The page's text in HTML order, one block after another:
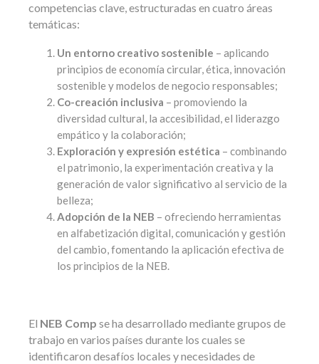
competencias clave, estructuradas en cuatro áreas
temáticas:
Un entorno creativo sostenible – aplicando
principios de economía circular, ética, innovación
sostenible y modelos de negocio responsables;
Co-creación inclusiva – promoviendo la
diversidad cultural, la accesibilidad, el liderazgo
empático y la colaboración;
Exploración y expresión estética – combinando
el patrimonio, la experimentación creativa y la
generación de valor significativo al servicio de la
belleza;
Adopción de la NEB – ofreciendo herramientas
en alfabetización digital, comunicación y gestión
del cambio, fomentando la aplicación efectiva de
los principios de la NEB.
El NEB Comp se ha desarrollado mediante grupos de
trabajo en varios países durante los cuales se
identificaron desafíos locales y necesidades de